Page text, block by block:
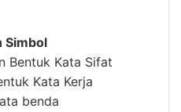
Simbol
Bentuk Kata Sifat
Kata Kerja
benda